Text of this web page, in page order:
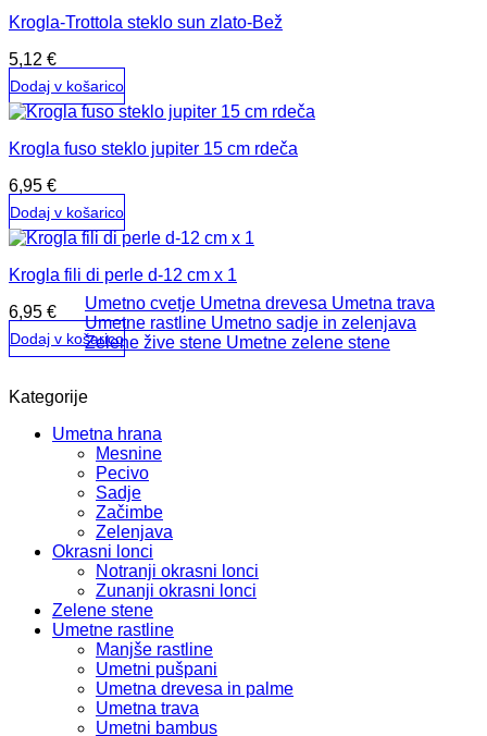
Umetno cvetje Umetna drevesa Umetna trava
Umetne rastline Umetno sadje in zelenjava
Zelene žive stene Umetne zelene stene
Krogla-Trottola steklo sun zlato-Bež
5,12 €
Dodaj v košarico
Krogla fuso steklo jupiter 15 cm rdeča
6,95 €
Dodaj v košarico
Krogla fili di perle d-12 cm x 1
6,95 €
Dodaj v košarico
Kategorije
Umetna hrana
Mesnine
Pecivo
Sadje
Začimbe
Zelenjava
Okrasni lonci
Notranji okrasni lonci
Zunanji okrasni lonci
Zelene stene
Umetne rastline
Manjše rastline
Umetni pušpani
Umetna drevesa in palme
Umetna trava
Umetni bambus